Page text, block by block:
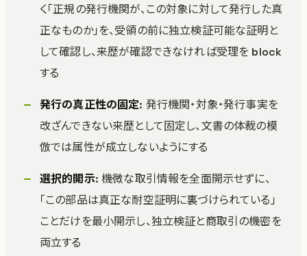
く「正規の発行機関が、この対象に対して発行した真
正なものか」を、受領の前に独立検証可能な証明と
して確認し、来歴が確認できなければ受理を block
する
発行の真正性の固定: 発行機関・対象・発行事実を
改ざんできない来歴として固定し、文書の体裁の模
倣では属性が成立しないようにする
選択的開示: 機微な取引情報を全面開示せずに、
「この部品は真正な耐空証明に裏づけられている」
ことだけを最小開示し、独立検証と商取引の機密を
両立する